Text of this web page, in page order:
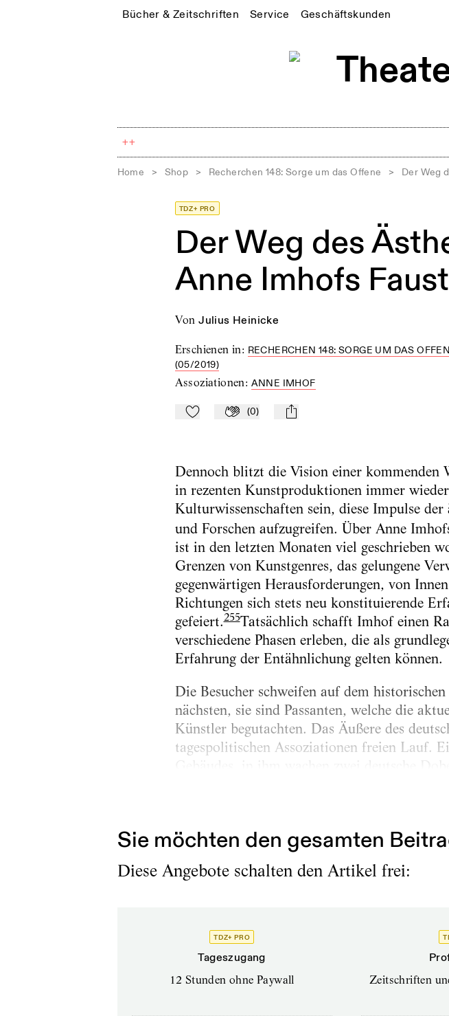
Bücher & Zeitschriften Service Geschäftskunden
++
Home > Shop > Recherchen 148: Sorge um das Offene > Der Weg
TDZ+ PRO
Der Weg des
Anne Imhofs Faust
von Julius Heinicke
Erschienen in: RECHERCHEN 148: SORGE UM DAS
(05/2019)
Assoziationen: ANNE IMHOF
Zu Mein-TdZ hinzufügen
Applaudieren
(0) mail
Dennoch blitzt die Vision einer kommenden
in rezenten Kunstproduktionen immer
Kulturwissenschaften sein, diese Impulse
und Forschen aufzugreifen. Über Anne
ist in den letzten Monaten viel geschrieben
Grenzen von Kunstgenres, das gelungene
gegenwärtigen Herausforderungen, von
Richtungen sich stets neu konstituierende
gefeiert.255Tatsächlich schafft Imhof einen
verschiedene Phasen erleben, die als
Erfahrung der Entähnlichung gelten können.
Die Besucher schweifen auf dem
nächsten, sie sind Passanten, welche die
Künstler begutachten. Das Äußere des
tagespolitischen Assoziationen freien Lauf.
Sie möchten den gesamten
Diese Angebote schalten den Artikel frei:
TDZ+ PRO
Tageszugang
12 Stunden ohne Paywall Zeitschriften